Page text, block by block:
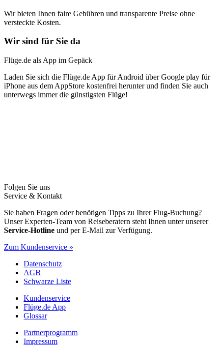
Wir bieten Ihnen faire Gebühren und transparente Preise ohne
versteckte Kosten.
Wir sind für Sie da
Flüge.de als App im Gepäck
Laden Sie sich die Flüge.de App für Android über Google play für
iPhone aus dem AppStore kostenfrei herunter und finden Sie auch
unterwegs immer die günstigsten Flüge!
Folgen Sie uns
Service & Kontakt
Sie haben Fragen oder benötigen Tipps zu Ihrer Flug-Buchung?
Unser Experten-Team von Reiseberatern steht Ihnen unter unserer
Service-Hotline und per E-Mail zur Verfügung.
Zum Kundenservice »
Datenschutz
AGB
Schwarze Liste
Kundenservice
Flüge.de App
Glossar
Partnerprogramm
Impressum